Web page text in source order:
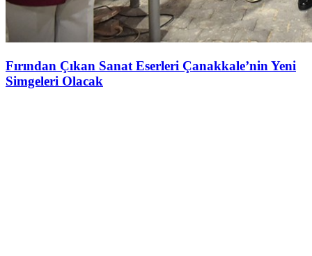
Fırından Çıkan Sanat Eserleri Çanakkale’nin Yeni
Simgeleri Olacak